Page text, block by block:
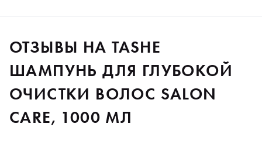
ОТЗЫВЫ НА TASHE
ШАМПУНЬ ДЛЯ ГЛУБОКОЙ
ОЧИСТКИ ВОЛОС SALON
CARE, 1000 МЛ